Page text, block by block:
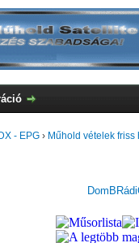
- EPG › Műhold vételek friss